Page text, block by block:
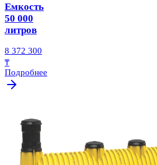
Емкость
50 000
литров
8 372 300
₸
Подробнее